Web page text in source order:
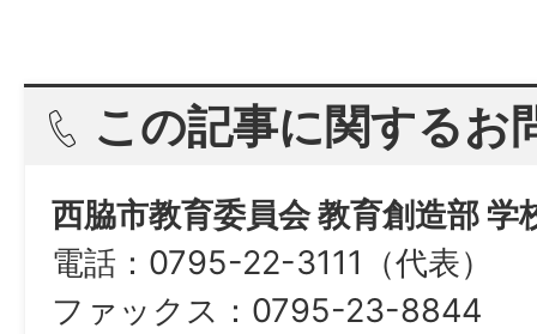
この記事に関するお
西脇市教育委員会 教育創造部 学
電話：0795-22-3111（代表）
ファックス：0795-23-8844​​​​​​​